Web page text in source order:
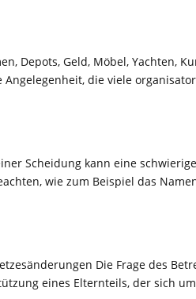
Depots, Geld, Möbel, Yachten,
die viele
Scheidung kann eine
wie zum Beispiel das
Die Frage des
eines Elternteils, der sich